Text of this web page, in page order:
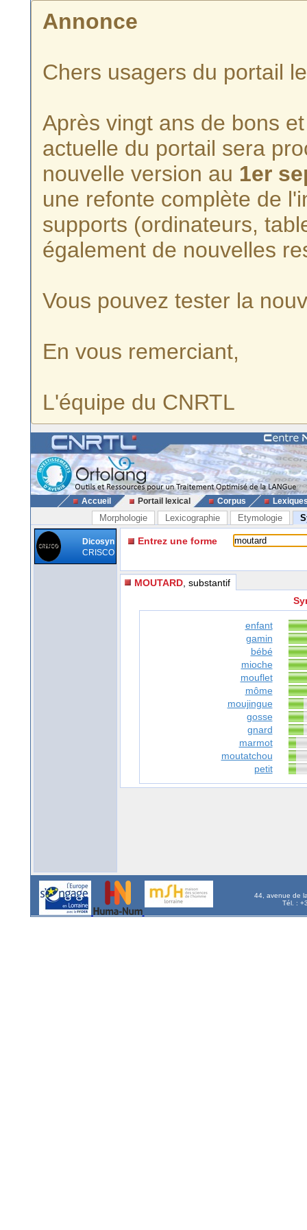
Annonce
Chers usagers du portail
Après vingt ans de bons
actuelle du portail sera
nouvelle version au 1er
une refonte complète de
supports (ordinateurs,
également de nouvelles
Vous pouvez tester la
En vous remerciant,
L'équipe du CNRTL
Accueil Portail lexical Corpus
Morphologie Lexicographie Etymologie
Dicosyn
CRISCO
Entrez une forme
MOUTARD , substantif
enfant
gamin
bébé
mioche
mouflet
môme
moujingue
gosse
gnard
marmot
moutatchou
petit
44, avenue de
Tél. :